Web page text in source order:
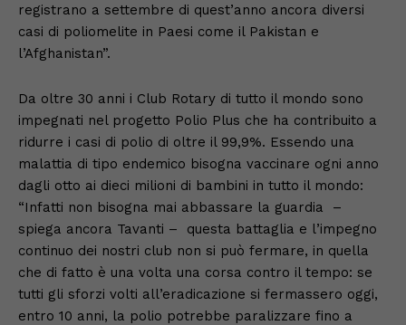
registrano a settembre di quest’anno ancora diversi
casi di poliomelite in Paesi come il Pakistan e
l’Afghanistan”.
Da oltre 30 anni i Club Rotary di tutto il mondo sono
impegnati nel progetto Polio Plus che ha contribuito a
ridurre i casi di polio di oltre il 99,9%. Essendo una
malattia di tipo endemico bisogna vaccinare ogni anno
dagli otto ai dieci milioni di bambini in tutto il mondo:
“Infatti non bisogna mai abbassare la guardia –
spiega ancora Tavanti – questa battaglia e l’impegno
continuo dei nostri club non si può fermare, in quella
che di fatto è una volta una corsa contro il tempo: se
tutti gli sforzi volti all’eradicazione si fermassero oggi,
entro 10 anni, la polio potrebbe paralizzare fino a